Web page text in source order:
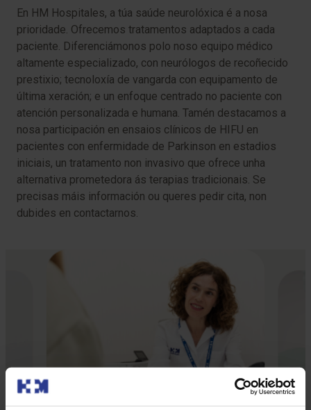
En HM Hospitales, a túa saúde neurolóxica é a nosa
prioridade. Ofrecemos tratamentos adaptados a cada
paciente. Diferenciámonos polo noso equipo médico
altamente especializado, con neurólogos de recoñecido
prestixio; tecnoloxía de vangarda con equipamento de
última xeración; e un enfoque centrado no paciente con
atención personalizada e humana. Tamén destacamos a
nosa participación en ensaios clínicos de HIFU en
pacientes con enfermidade de Parkinson en estadios
iniciais, un tratamento non invasivo que ofrece unha
alternativa prometedora ás terapias tradicionais. Se
precisas máis información ou queres pedir cita, non
dubides en contactarnos.